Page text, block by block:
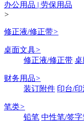
办公用品 | 劳保用品
>
修正液/修正带>
桌面文具>
修正液/修正带 桌
财务用品>
装订附件 印台/
笔类>
铅笔 中性笔/签字